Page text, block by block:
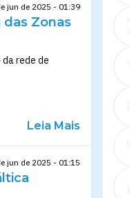
jun de 2025 - 01:39
Zonas
rede de
Leia Mais
jun de 2025 - 01:15